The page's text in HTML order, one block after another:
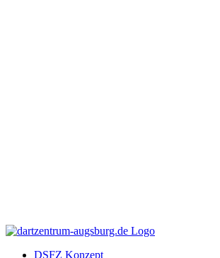
DSFZ Konzept